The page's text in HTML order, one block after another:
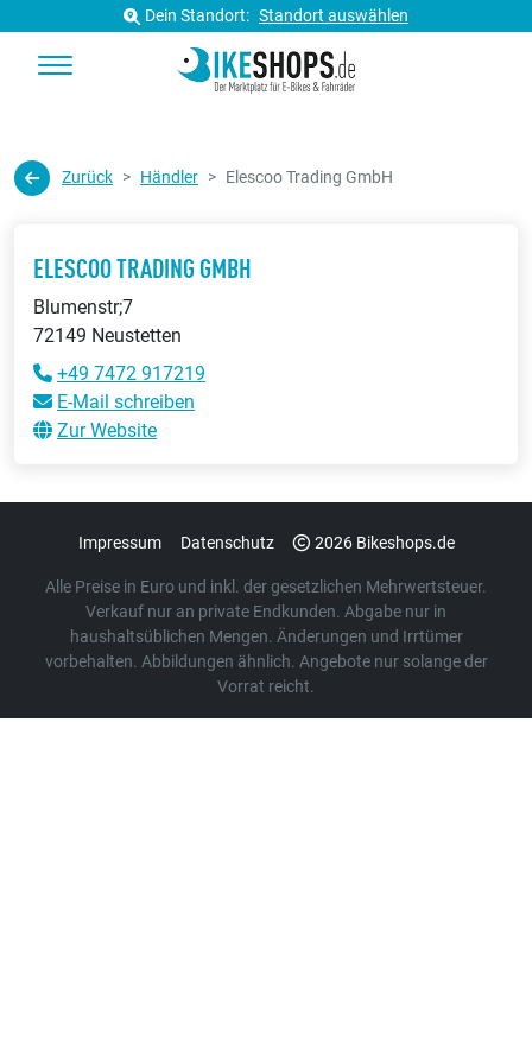
Dein Standort: Standort auswählen
Zurück Händler Elescoo Trading GmbH
ELESCOO TRADING GMBH
Blumenstr;7
72149 Neustetten
+49 7472 917219
E-Mail schreiben
Zur Website
Impressum Datenschutz 2026 Bikeshops.de
Alle Preise in Euro und inkl. der gesetzlichen Mehrwertsteuer.
Verkauf nur an private Endkunden. Abgabe nur in
haushaltsüblichen Mengen. Änderungen und Irrtümer
vorbehalten. Abbildungen ähnlich. Angebote nur solange der
Vorrat reicht.